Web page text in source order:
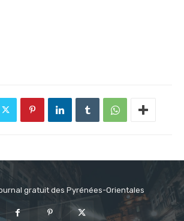
gratuit des Pyrénées-Orientales